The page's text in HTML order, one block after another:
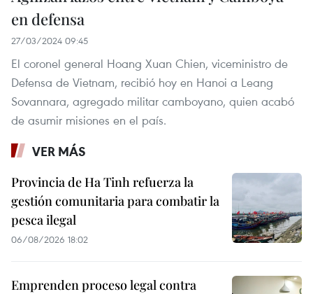
en defensa
27/03/2024 09:45
El coronel general Hoang Xuan Chien, viceministro de
Defensa de Vietnam, recibió hoy en Hanoi a Leang
Sovannara, agregado militar camboyano, quien acabó
de asumir misiones en el país.
VER MÁS
Provincia de Ha Tinh refuerza la
gestión comunitaria para combatir la
pesca ilegal
06/08/2026 18:02
Emprenden proceso legal contra